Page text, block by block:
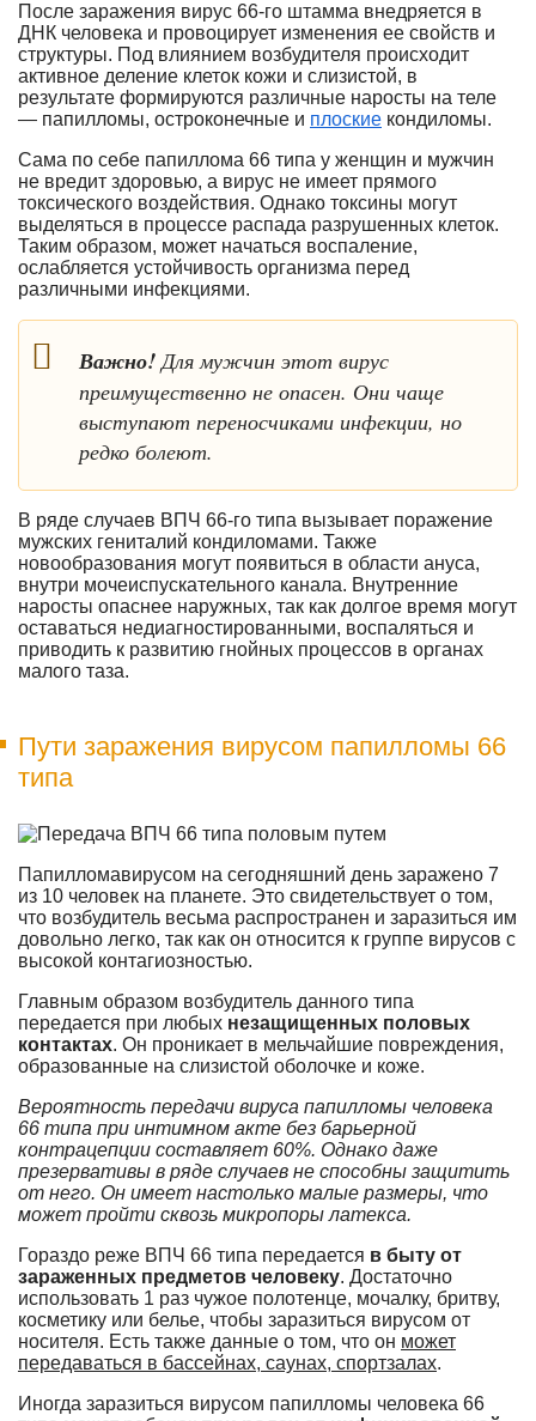
После заражения вирус 66-го штамма внедряется в
ДНК человека и провоцирует изменения ее свойств и
структуры. Под влиянием возбудителя происходит
активное деление клеток кожи и слизистой, в
результате формируются различные наросты на теле
— папилломы, остроконечные и плоские кондиломы.
Сама по себе папиллома 66 типа у женщин и мужчин
не вредит здоровью, а вирус не имеет прямого
токсического воздействия. Однако токсины могут
выделяться в процессе распада разрушенных клеток.
Таким образом, может начаться воспаление,
ослабляется устойчивость организма перед
различными инфекциями.
Важно!Для мужчин этот вирус
преимущественно не опасен. Они чаще
выступают переносчиками инфекции, но
редко болеют.
В ряде случаев ВПЧ 66-го типа вызывает поражение
мужских гениталий кондиломами. Также
новообразования могут появиться в области ануса,
внутри мочеиспускательного канала. Внутренние
наросты опаснее наружных, так как долгое время могут
оставаться недиагностированными, воспаляться и
приводить к развитию гнойных процессов в органах
малого таза.
Пути заражения вирусом папилломы 66
типа
Папилломавирусом на сегодняшний день заражено 7
из 10 человек на планете. Это свидетельствует о том,
что возбудитель весьма распространен и заразиться им
довольно легко, так как он относится к группе вирусов с
высокой контагиозностью.
Главным образом возбудитель данного типа
передается при любых незащищенных половых
контактах. Он проникает в мельчайшие повреждения,
образованные на слизистой оболочке и коже.
Вероятность передачи вируса папилломы человека
66 типа при интимном акте без барьерной
контрацепции составляет 60%. Однако даже
презервативы в ряде случаев не способны защитить
от него. Он имеет настолько малые размеры, что
может пройти сквозь микропоры латекса.
Гораздо реже ВПЧ 66 типа передается в быту от
зараженных предметов человеку. Достаточно
использовать 1 раз чужое полотенце, мочалку, бритву,
косметику или белье, чтобы заразиться вирусом от
носителя. Есть также данные о том, что он может
передаваться в бассейнах, саунах, спортзалах.
Иногда заразиться вирусом папилломы человека 66